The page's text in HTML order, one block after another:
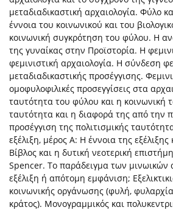
μεταδιαδικαστική αρχαιολογία. Φύλο
έννοια του κοινωνικού και του
κοινωνική συγκρότηση του φύλου. Η
της γυναίκας στην Προϊστορία. Η
φεμινιστική αρχαιολογία. Η σύνδεση
μεταδιαδικαστικής προσέγγισης.
ομοφυλοφιλικές προσεγγίσεις στα
ταυτότητα του φύλου και η κοινωνική
ταυτότητα και η διαφορά της από την
προσέγγιση της πολιτισμικής
εξέλιξη, μέρος Α: Η έννοια της
Βίβλος και η δυτική νεοτερική
Spencer. Το παράδειγμα των μινωικών
εξέλιξη ή απότομη εμφάνιση;
κοινωνικής οργάνωσης (φυλή,
κράτος). Μονογραμμικός και